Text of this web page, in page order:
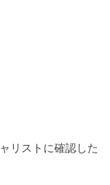
リストに確認した